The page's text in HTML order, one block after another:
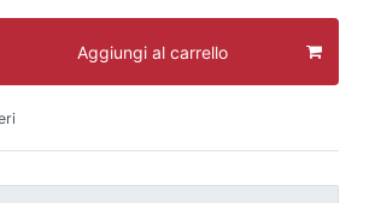
Aggiungi al carrello